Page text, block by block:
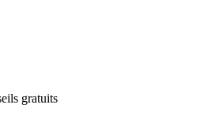
gratuits